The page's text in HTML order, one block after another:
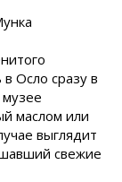
Осло сразу в
маслом или
выглядит
свежие